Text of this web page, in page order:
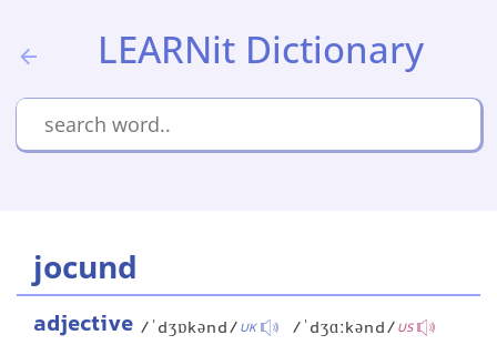
LEARNit Dictionary
jocund
adjective /ˈdʒɒkənd/UK /ˈdʒɑːkənd/US